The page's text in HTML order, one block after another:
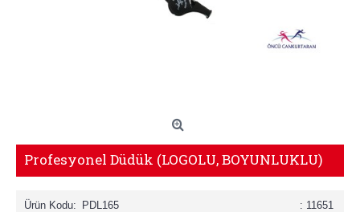
Profesyonel Düdük (LOGOLU, BOYUNLUKLU)
: 11651
Ürün Kodu:
PDL165